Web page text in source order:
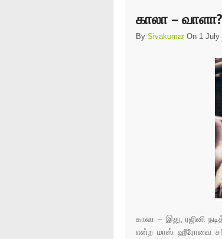
காலா – வாளா?
BySivakumarOn 1 July
காலா – இது, ரஜினி
என்ற மாஸ் ஹீரோவை